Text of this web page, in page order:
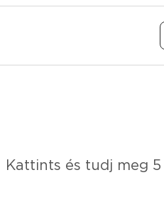
Kattints és tudj meg